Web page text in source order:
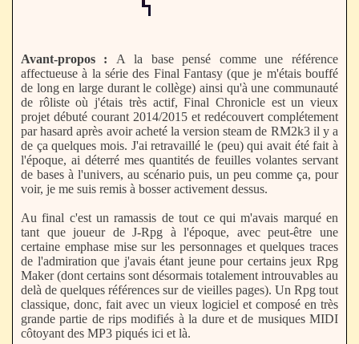
Avant-propos : A la base pensé comme une référence
affectueuse à la série des Final Fantasy (que je m'étais bouffé
de long en large durant le collège) ainsi qu'à une communauté
de rôliste où j'étais très actif, Final Chronicle est un vieux
projet débuté courant 2014/2015 et redécouvert complétement
par hasard après avoir acheté la version steam de RM2k3 il y a
de ça quelques mois. J'ai retravaillé le (peu) qui avait été fait à
l'époque, ai déterré mes quantités de feuilles volantes servant
de bases à l'univers, au scénario puis, un peu comme ça, pour
voir, je me suis remis à bosser activement dessus.
Au final c'est un ramassis de tout ce qui m'avais marqué en
tant que joueur de J-Rpg à l'époque, avec peut-être une
certaine emphase mise sur les personnages et quelques traces
de l'admiration que j'avais étant jeune pour certains jeux Rpg
Maker (dont certains sont désormais totalement introuvables au
delà de quelques références sur de vieilles pages). Un Rpg tout
classique, donc, fait avec un vieux logiciel et composé en très
grande partie de rips modifiés à la dure et de musiques MIDI
côtoyant des MP3 piqués ici et là.